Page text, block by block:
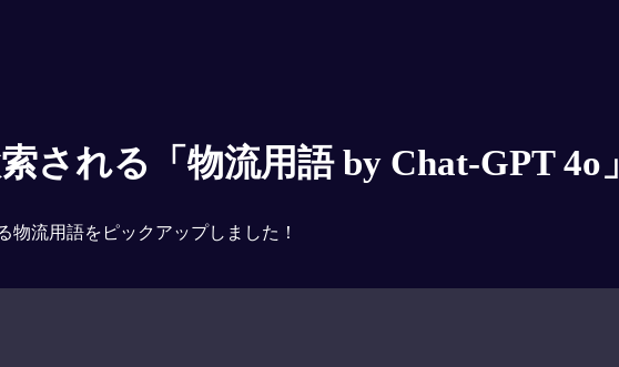
される「物流用語 by Chat-GPT 4o」
物流用語をピックアップしました！